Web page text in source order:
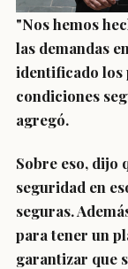
"Nos hemos
las demandas
identificado los
condiciones
agregó.
Sobre eso, dijo
seguridad en
seguras.
para tener un
garantizar que